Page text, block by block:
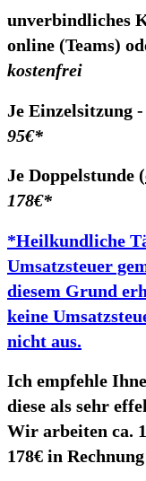
unverbindliches
online (Teams)
kostenfrei
Je Einzelsitzung
95€*
Je Doppelstunde (
178€*
*Heilkundliche
Umsatzsteuer
diesem Grund
keine
nicht aus.
Ich empfehle
diese als sehr
Wir arbeiten ca.
178€ in